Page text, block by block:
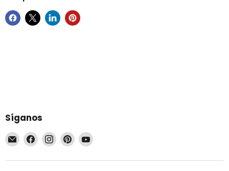
Síganos
Encuéntrenos
en
Correo
Encuéntrenos
en
Facebook
Encuéntrenos
en
Instagram
Encuéntrenos
en
Pinterest
Encuéntrenos
YouTube